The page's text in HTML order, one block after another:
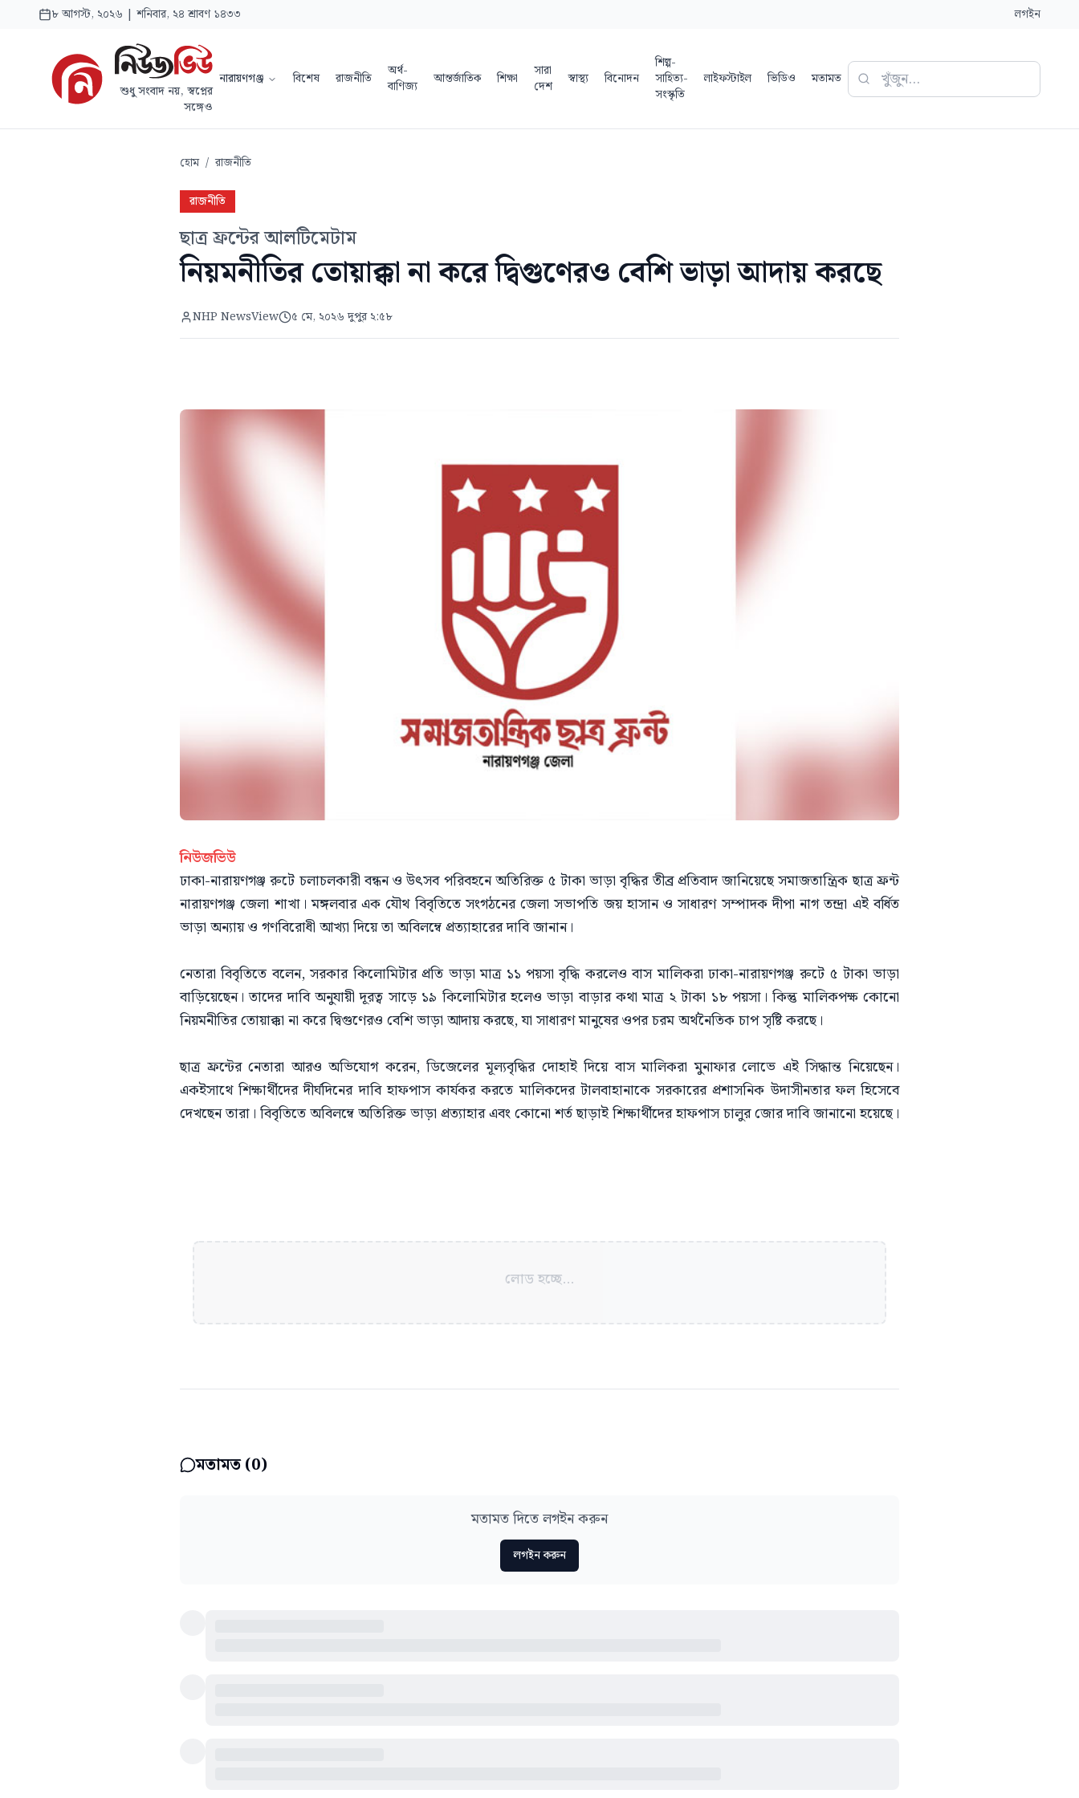
৮ আগস্ট, ২০২৬ | শনিবার, ২৪ শ্রাবণ ১৪৩৩ লগইন
শুধু সংবাদ নয়, স্বপ্নের
সঙ্গেও
নারায়ণগঞ্জ বিশেষ রাজনীতি
অর্থ-
বাণিজ্য
আন্তর্জাতিক শিক্ষা
সারা
দেশ
স্বাস্থ্য বিনোদন
শিল্প-
সাহিত্য-
সংস্কৃতি
লাইফস্টাইল ভিডিও মতামত
হোম / রাজনীতি
রাজনীতি
ছাত্র ফ্রন্টের আলটিমেটাম
নিয়মনীতির তোয়াক্কা না করে দ্বিগুণেরও বেশি ভাড়া আদায় করছে
NHP NewsView ৫ মে, ২০২৬ দুপুর ২:৫৮
নিউজভিউ
ঢাকা-নারায়ণগঞ্জ রুটে চলাচলকারী বন্ধন ও উৎসব পরিবহনে অতিরিক্ত ৫ টাকা ভাড়া বৃদ্ধির তীব্র প্রতিবাদ জানিয়েছে সমাজতান্ত্রিক ছাত্র ফ্রন্ট
নারায়ণগঞ্জ জেলা শাখা। মঙ্গলবার এক যৌথ বিবৃতিতে সংগঠনের জেলা সভাপতি জয় হাসান ও সাধারণ সম্পাদক দীপা নাগ তন্দ্রা এই বর্ধিত
ভাড়া অন্যায় ও গণবিরোধী আখ্যা দিয়ে তা অবিলম্বে প্রত্যাহারের দাবি জানান।
নেতারা বিবৃতিতে বলেন, সরকার কিলোমিটার প্রতি ভাড়া মাত্র ১১ পয়সা বৃদ্ধি করলেও বাস মালিকরা ঢাকা-নারায়ণগঞ্জ রুটে ৫ টাকা ভাড়া
বাড়িয়েছেন। তাদের দাবি অনুযায়ী দূরত্ব সাড়ে ১৯ কিলোমিটার হলেও ভাড়া বাড়ার কথা মাত্র ২ টাকা ১৮ পয়সা। কিন্তু মালিকপক্ষ কোনো
নিয়মনীতির তোয়াক্কা না করে দ্বিগুণেরও বেশি ভাড়া আদায় করছে, যা সাধারণ মানুষের ওপর চরম অর্থনৈতিক চাপ সৃষ্টি করছে।
ছাত্র ফ্রন্টের নেতারা আরও অভিযোগ করেন, ডিজেলের মূল্যবৃদ্ধির দোহাই দিয়ে বাস মালিকরা মুনাফার লোভে এই সিদ্ধান্ত নিয়েছেন।
একইসাথে শিক্ষার্থীদের দীর্ঘদিনের দাবি হাফপাস কার্যকর করতে মালিকদের টালবাহানাকে সরকারের প্রশাসনিক উদাসীনতার ফল হিসেবে
দেখছেন তারা। বিবৃতিতে অবিলম্বে অতিরিক্ত ভাড়া প্রত্যাহার এবং কোনো শর্ত ছাড়াই শিক্ষার্থীদের হাফপাস চালুর জোর দাবি জানানো হয়েছে।
লোড হচ্ছে...
মতামত (0)
মতামত দিতে লগইন করুন
লগইন করুন